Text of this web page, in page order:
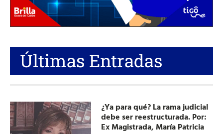
Últimas Entradas
¿Ya para qué? La rama judicial
debe ser reestructurada. Por:
Ex Magistrada, María Patricia